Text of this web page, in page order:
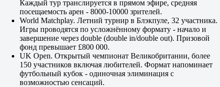
Каждый тур транслируется в прямом эфире, средняя
посещаемость арен - 8000-10000 зрителей.
World Matchplay. Летний турнир в Блэкпуле, 32 участника.
Игры проводятся по усложнённому формату - начало и
завершение через double (double in/double out). Призовой
фонд превышает £800 000.
UK Open. Открытый чемпионат Великобритании, более
150 участников включая любителей. Формат напоминает
футбольный кубок - одиночная элиминация с
возможностью сенсаций.